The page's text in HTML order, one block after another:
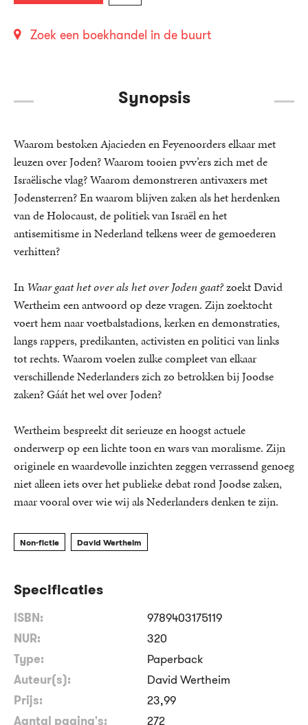
Zoek een boekhandel in de buurt
Synopsis
Waarom bestoken Ajacieden en Feyenoorders elkaar met
leuzen over Joden? Waarom tooien pvv’ers zich met de
Israëlische vlag? Waarom demonstreren antivaxers met
Jodensterren? En waarom blijven zaken als het herdenken
van de Holocaust, de politiek van Israël en het
antisemitisme in Nederland telkens weer de gemoederen
verhitten?
In Waar gaat het over als het over Joden gaat?zoekt David
Wertheim een antwoord op deze vragen. Zijn zoektocht
voert hem naar voetbalstadions, kerken en demonstraties,
langs rappers, predikanten, activisten en politici van links
tot rechts. Waarom voelen zulke compleet van elkaar
verschillende Nederlanders zich zo betrokken bij Joodse
zaken? Gáát het wel over Joden?
Wertheim bespreekt dit serieuze en hoogst actuele
onderwerp op een lichte toon en wars van moralisme. Zijn
originele en waardevolle inzichten zeggen verrassend genoeg
niet alleen iets over het publieke debat rond Joodse zaken,
maar vooral over wie wij als Nederlanders denken te zijn.
Non-fictie David Wertheim
Specificaties
ISBN:
9789403175119
NUR:
320
Type:
Paperback
Auteur(s):
David Wertheim
Prijs:
23,99
Aantal pagina's:
272